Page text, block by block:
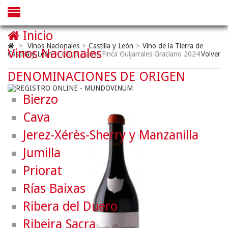
> Vinos Nacionales > Castilla y León > Vino de la Tierra de
Castilla y León > Goyo Garcia Finca Guijarrales Graciano 2024Volver
Inicio
Vinos Nacionales
DENOMINACIONES DE ORIGEN
Bierzo
Cava
Jerez-Xérès-Sherry y Manzanilla
Jumilla
Priorat
Rías Baixas
Ribera del Duero
Ribeira Sacra